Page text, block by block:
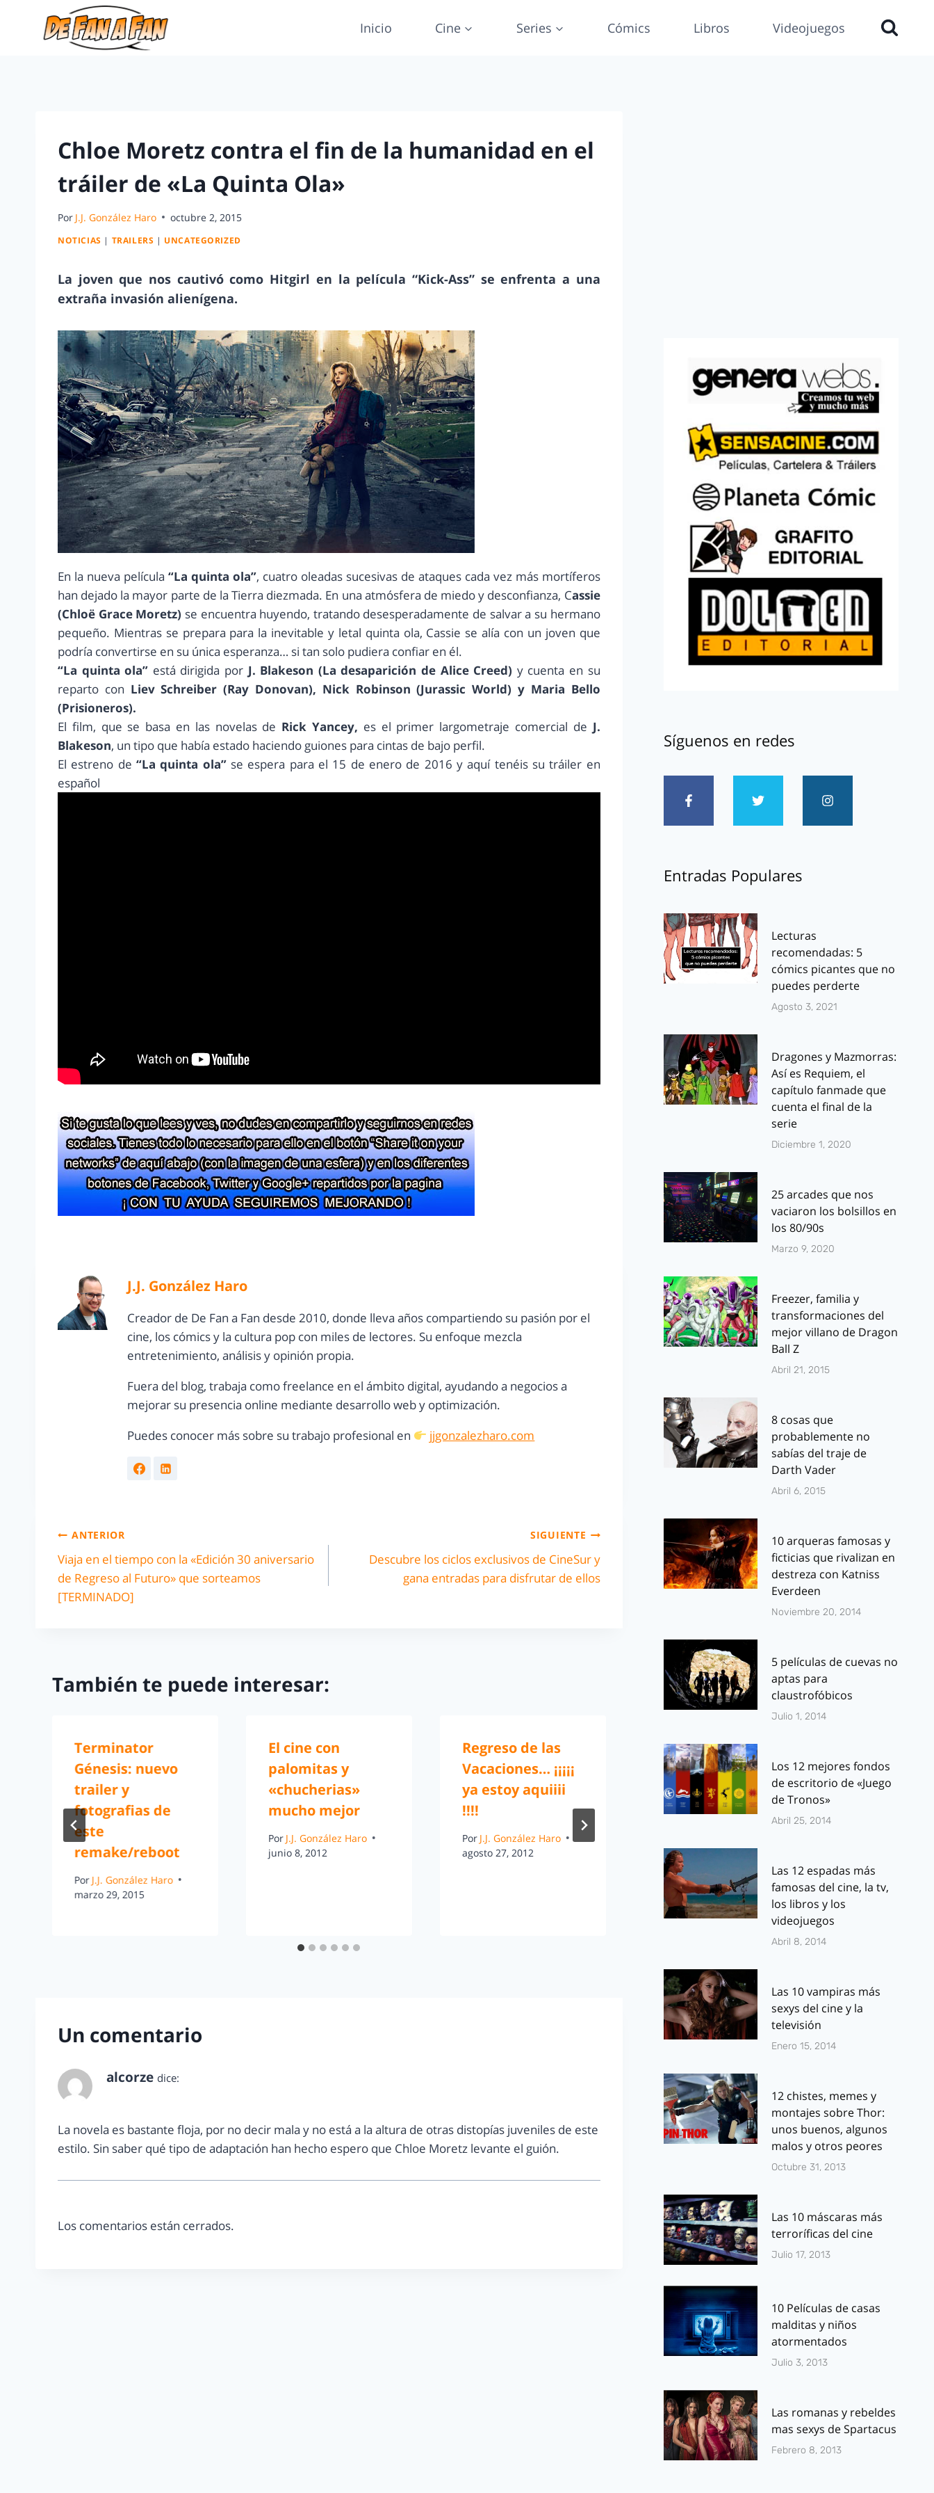
Inicio Cine Series Cómics Libros Videojuegos
Chloe Moretz contra el fin de la humanidad en el
tráiler de «La Quinta Ola»
Por J.J. González Haro octubre 2, 2015
NOTICIAS | TRAILERS | UNCATEGORIZED
La joven que nos cautivó como Hitgirl en la película “Kick-Ass” se enfrenta a una
extraña invasión alienígena.
En la nueva película “La quinta ola”, cuatro oleadas sucesivas de ataques cada vez más mortíferos
han dejado la mayor parte de la Tierra diezmada. En una atmósfera de miedo y desconfianza, Cassie
(Chloë Grace Moretz) se encuentra huyendo, tratando desesperadamente de salvar a su hermano
pequeño. Mientras se prepara para la inevitable y letal quinta ola, Cassie se alía con un joven que
podría convertirse en su única esperanza… si tan solo pudiera confiar en él.
“La quinta ola” está dirigida por J. Blakeson (La desaparición de Alice Creed) y cuenta en su
reparto con Liev Schreiber (Ray Donovan), Nick Robinson (Jurassic World) y Maria Bello
(Prisioneros).
El film, que se basa en las novelas de Rick Yancey, es el primer largometraje comercial de J.
Blakeson, un tipo que había estado haciendo guiones para cintas de bajo perfil.
El estreno de “La quinta ola”se espera para el 15 de enero de 2016 y aquí tenéis su tráiler en
español
J.J. González Haro
Creador de De Fan a Fan desde 2010, donde lleva años compartiendo su pasión por el
cine, los cómics y la cultura pop con miles de lectores. Su enfoque mezcla
entretenimiento, análisis y opinión propia.
Fuera del blog, trabaja como freelance en el ámbito digital, ayudando a negocios a
mejorar su presencia online mediante desarrollo web y optimización.
Puedes conocer más sobre su trabajo profesional en
jjgonzalezharo.com
ANTERIOR
Viaja en el tiempo con la «Edición 30 aniversario
de Regreso al Futuro» que sorteamos
[TERMINADO]
SIGUIENTE
Descubre los ciclos exclusivos de CineSur y
gana entradas para disfrutar de ellos
También te puede interesar:
Terminator
Génesis: nuevo
trailer y
fotografias de
este
remake/reboot
PorJ.J. González Haro
marzo 29, 2015
El cine con
palomitas y
«chucherias»
mucho mejor
Por J.J. González Haro
junio 8, 2012
Regreso de las
Vacaciones… ¡¡¡¡¡
ya estoy aquiiii
!!!!
Por J.J. González Haro
agosto 27, 2012
Arrow 2ª
Temporada:
Nueva promo
con imágenes
PorJ.J. González Haro
septiembre 4, 2013
Saint Seiya:
Legend of
Un comentario
alcorze dice:
La novela es bastante floja, por no decir mala y no está a la altura de otras distopías juveniles de este
estilo. Sin saber qué tipo de adaptación han hecho espero que Chloe Moretz levante el guión.
Los comentarios están cerrados.
Síguenos en redes
Entradas Populares
Lecturas
recomendadas: 5
cómics picantes que no
puedes perderte
Agosto 3, 2021
Dragones y Mazmorras:
Así es Requiem, el
capítulo fanmade que
cuenta el final de la
serie
Diciembre 1, 2020
25 arcades que nos
vaciaron los bolsillos en
los 80/90s
Marzo 9, 2020
Freezer, familia y
transformaciones del
mejor villano de Dragon
Ball Z
Abril 21, 2015
8 cosas que
probablemente no
sabías del traje de
Darth Vader
Abril 6, 2015
10 arqueras famosas y
ficticias que rivalizan en
destreza con Katniss
Everdeen
Noviembre 20, 2014
5 películas de cuevas no
aptas para
claustrofóbicos
Julio 1, 2014
Los 12 mejores fondos
de escritorio de «Juego
de Tronos»
Abril 25, 2014
Las 12 espadas más
famosas del cine, la tv,
los libros y los
videojuegos
Abril 8, 2014
Las 10 vampiras más
sexys del cine y la
televisión
Enero 15, 2014
12 chistes, memes y
montajes sobre Thor:
unos buenos, algunos
malos y otros peores
Octubre 31, 2013
Las 10 máscaras más
terroríficas del cine
Julio 17, 2013
10 Películas de casas
malditas y niños
atormentados
Julio 3, 2013
Las romanas y rebeldes
mas sexys de Spartacus
Febrero 8, 2013